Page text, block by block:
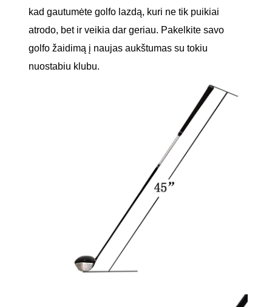
kad gautumėte golfo lazdą, kuri ne tik puikiai
atrodo, bet ir veikia dar geriau. Pakelkite savo
golfo žaidimą į naujas aukštumas su tokiu
nuostabiu klubu.